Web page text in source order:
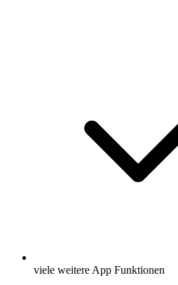
viele weitere App Funktionen